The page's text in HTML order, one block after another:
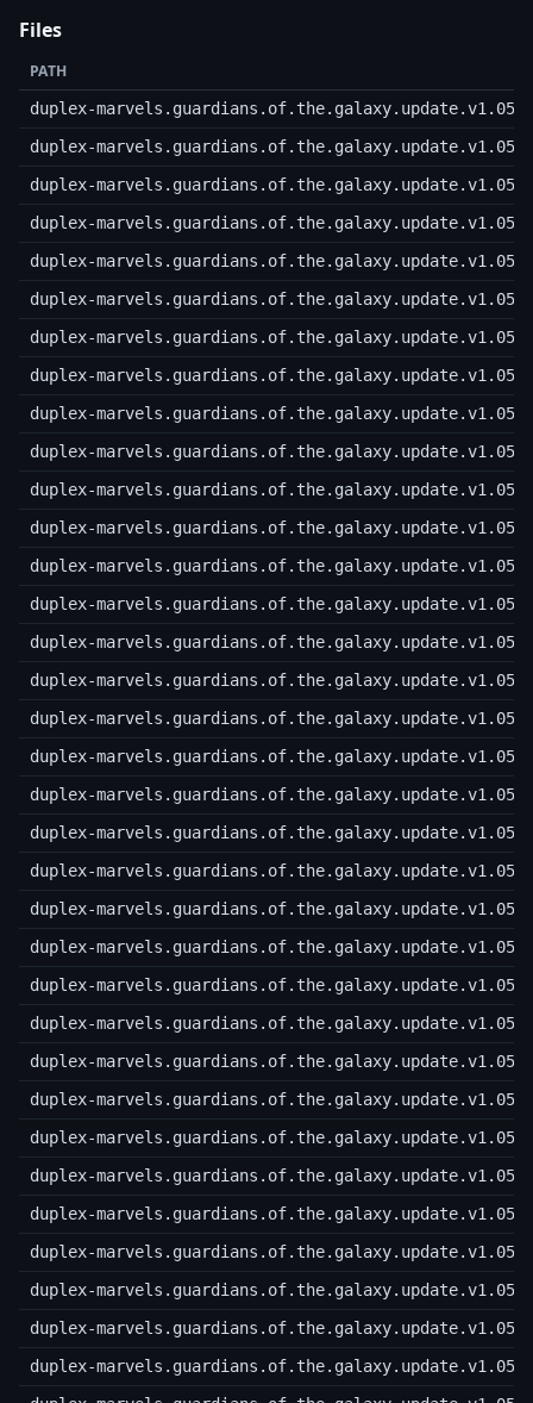
Files
PATH
duplex-
duplex-
duplex-
duplex-
duplex-
duplex-
duplex-
duplex-
duplex-
duplex-
duplex-
duplex-
duplex-
duplex-
duplex-
duplex-
duplex-
duplex-
duplex-
duplex-
duplex-
duplex-
duplex-
duplex-
duplex-
duplex-
duplex-
duplex-
duplex-
duplex-
duplex-
duplex-
duplex-
duplex-